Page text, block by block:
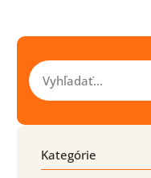
Vyhľadať
Kategórie